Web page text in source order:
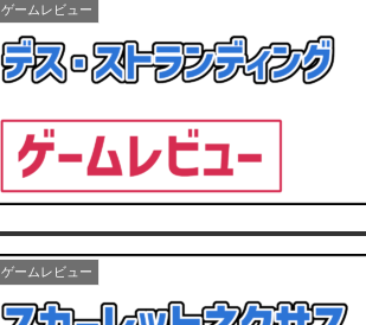
ゲームレビュー
ゲームレビュー